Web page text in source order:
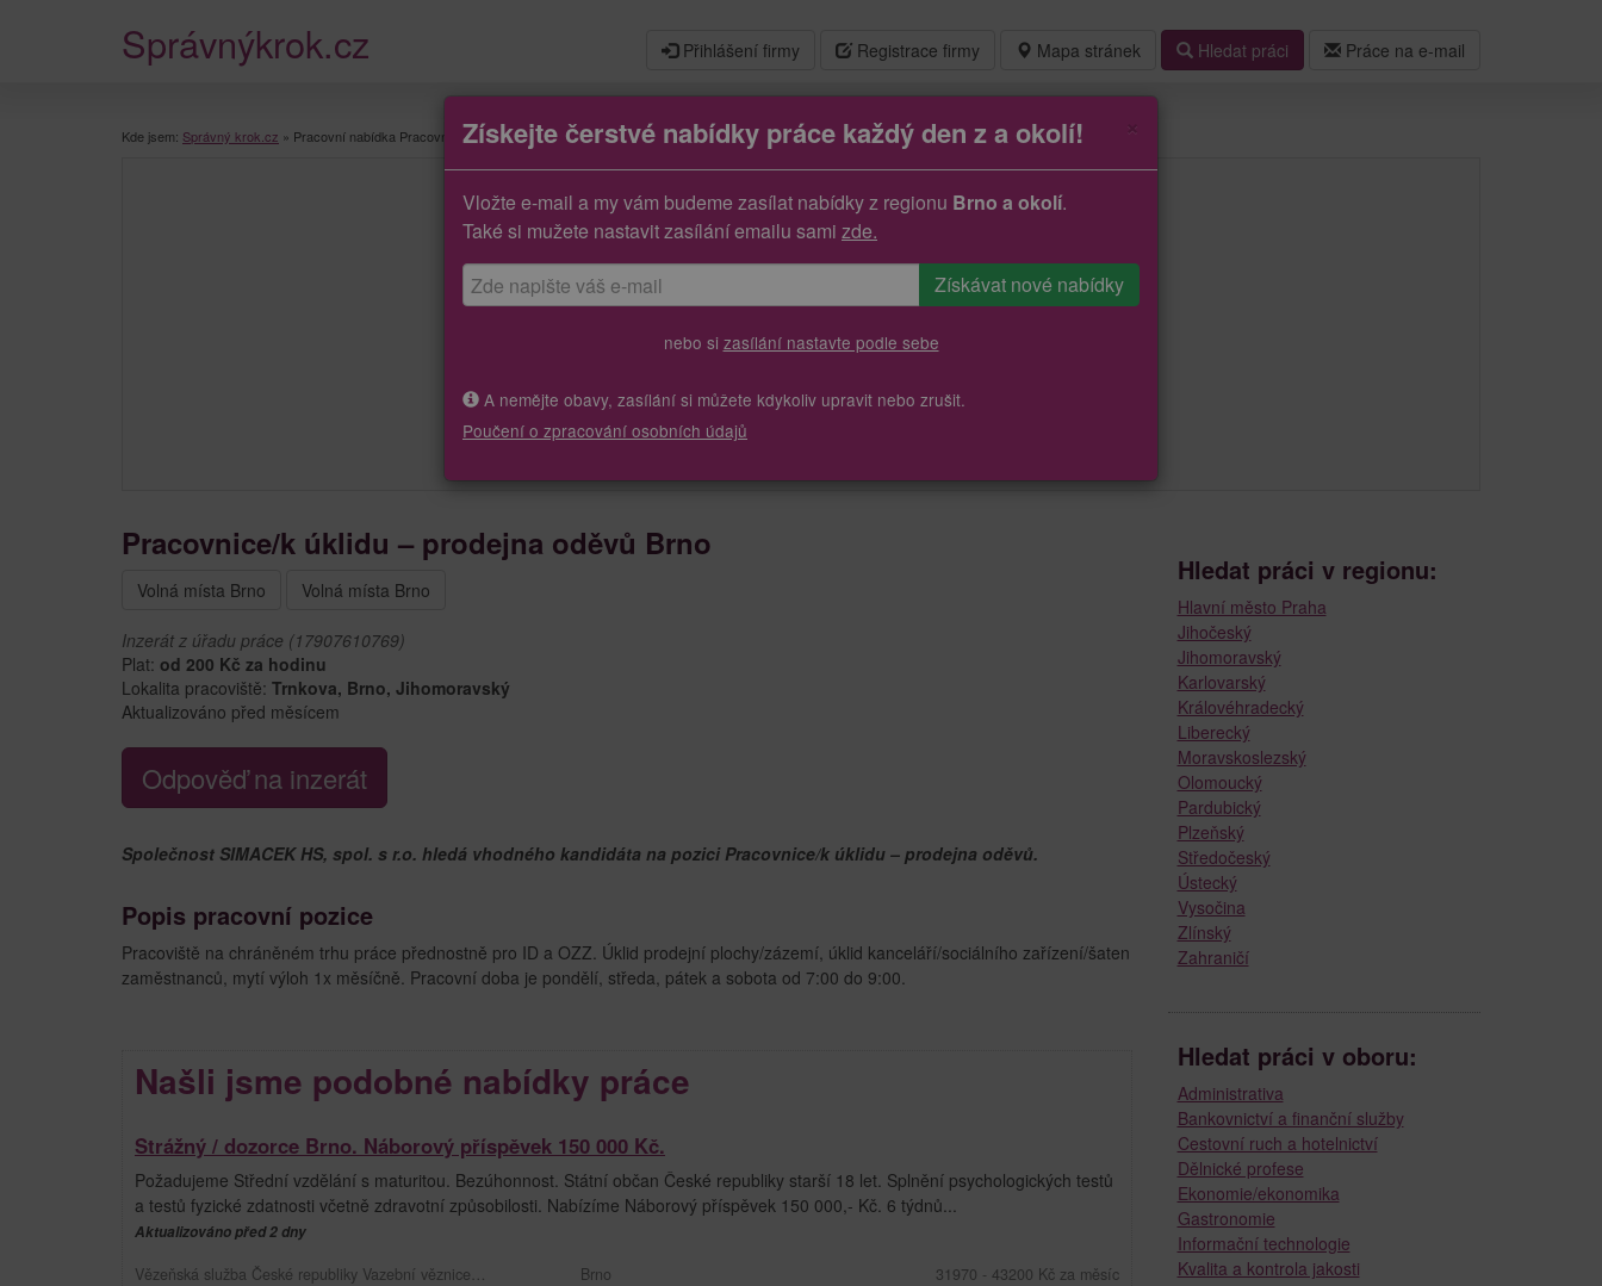
Mapa stránek Hledat práci Práce na e-mail
Správnýkrok.cz Přihlášení firmy Registrace firmy
Kde jsem: Správný krok.cz » Pracovní nabídka Pracovnice/k úklidu – prodejna oděvů
Pracovnice/k úklidu – prodejna oděvů Brno
Volná místa Brno Volná místa Brno
Inzerát z úřadu práce (17907610769)
Plat: od 200 Kč za hodinu
Lokalita pracoviště: Trnkova, Brno, Jihomoravský
Aktualizováno před měsícem
Odpověď na inzerát
Společnost SIMACEK HS, spol. s r.o. hledá vhodného kandidáta na pozici Pracovnice/k úklidu – prodejna oděvů.
Popis pracovní pozice
Pracoviště na chráněném trhu práce přednostně pro ID a OZZ. Úklid prodejní plochy/zázemí, úklid kanceláří/sociálního zařízení/šaten
zaměstnanců, mytí výloh 1x měsíčně. Pracovní doba je pondělí, středa, pátek a sobota od 7:00 do 9:00.
Našli jsme podobné nabídky práce
Strážný / dozorce Brno. Náborový příspěvek 150 000 Kč.
Požadujeme Střední vzdělání s maturitou. Bezúhonnost. Státní občan České republiky starší 18 let. Splnění psychologických testů
a testů fyzické zdatnosti včetně zdravotní způsobilosti. Nabízíme Náborový příspěvek 150 000,- Kč. 6 týdnů...
Aktualizováno před 2 dny
Vězeňská služba České republiky Vazební věznice… Brno 31970 - 43200 Kč za měsíc
Získejte čerstvé nabídky práce každý den z a okolí!
Vložte e-mail a my vám budeme zasílat nabídky z regionu Brno a okolí.
Také si mužete nastavit zasílání emailu sami zde.
nebo si zasílání nastavte podle sebe
A nemějte obavy, zasílání si můžete kdykoliv upravit nebo zrušit.
Poučení o zpracování osobních údajů
Hledat práci v regionu:
Hlavní město Praha
Jihočeský
Jihomoravský
Karlovarský
Královéhradecký
Liberecký
Moravskoslezský
Olomoucký
Pardubický
Plzeňský
Středočeský
Ústecký
Vysočina
Zlínský
Zahraničí
Hledat práci v oboru:
Administrativa
Bankovnictví a finanční služby
Cestovní ruch a hotelnictví
Dělnické profese
Ekonomie/ekonomika
Gastronomie
Informační technologie
Kvalita a kontrola jakosti